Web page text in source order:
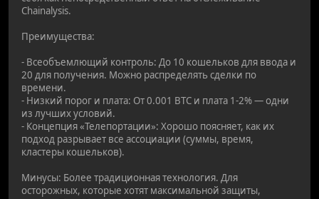
Chainalysis.
Преимущества:
- Всеобъемлющий контроль: До 10 кошельков для ввода и
20 для получения. Можно распределять сделки по
времени.
- Низкий порог и плата: От 0.001 BTC и плата 1-2% — одни
из лучших условий.
- Концепция «Телепортации»: Хорошо поясняет, как их
подход разрывает все ассоциации (суммы, время,
кластеры кошельков).
Минусы: Более традиционная технология. Для
осторожных, которые хотят максимальной защиты,